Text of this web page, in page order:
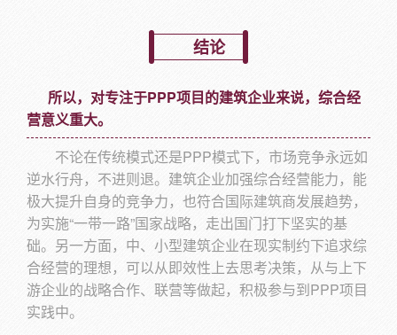
结论
所以，对专注于PPP项目的建筑企业来说，综合经
营意义重大。
不论在传统模式还是PPP模式下，市场竞争永远如
逆水行舟，不进则退。建筑企业加强综合经营能力，能
极大提升自身的竞争力，也符合国际建筑商发展趋势，
为实施“一带一路”国家战略，走出国门打下坚实的基
础。另一方面，中、小型建筑企业在现实制约下追求综
合经营的理想，可以从即效性上去思考决策，从与上下
游企业的战略合作、联营等做起，积极参与到PPP项目
实践中。